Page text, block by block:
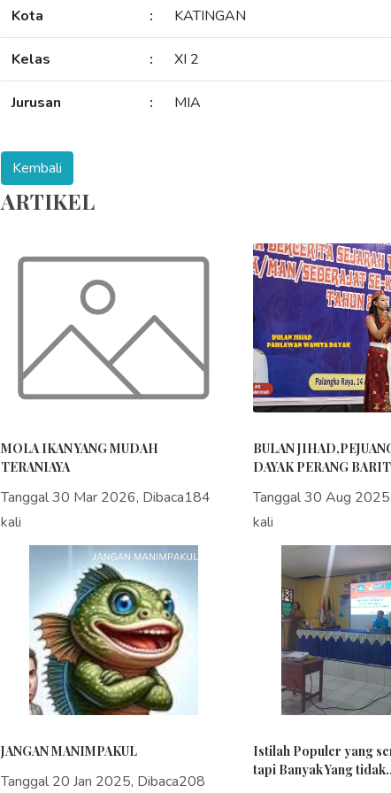
Kota : KATINGAN
Kelas : XI 2
Jurusan : MIA
ARTIKEL
MOLA IKAN YANG MUDAH
TERANIAYA
Tanggal 30 Mar 2026, Dibaca184
kali
BULAN
DAYAK PERANG
Tanggal 30 Aug
kali
JANGAN MANIMPAKUL
Tanggal 20 Jan 2025, Dibaca208
Istilah Populer yang
tapi Banyak Yang